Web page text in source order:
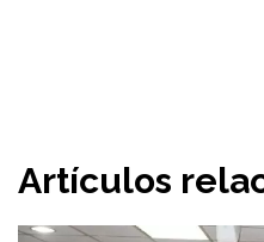
Artículos